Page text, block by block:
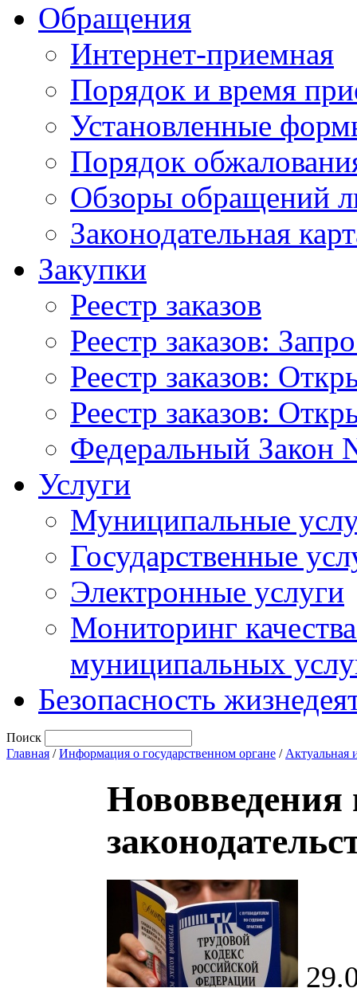
Обращения
Интернет-приемная
Порядок и время
Установленные
Порядок
Обзоры обращений
Законодательная
Закупки
Реестр заказов
Реестр заказов:
Реестр заказов:
Реестр заказов:
Федеральный Закон
Услуги
Муниципальные
Государственные
Электронные услуги
Мониторинг
муниципальных
Безопасность
Поиск
Главная /Информация о государственном органе / Актуальная
Нововведения